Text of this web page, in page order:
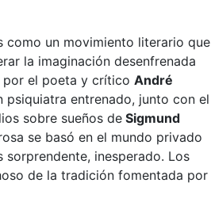
como un movimiento literario que
la imaginación desenfrenada
por el poeta y crítico André
entrenado, junto con el
sobre sueños deSigmund
se ​​basó en el mundo privado
inesperado. Los
de la tradición fomentada por